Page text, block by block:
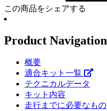
この商品をシェアする
Product Navigation
概要
適合キット一覧
テクニカルデータ
キット内容
走行までに必要なもの